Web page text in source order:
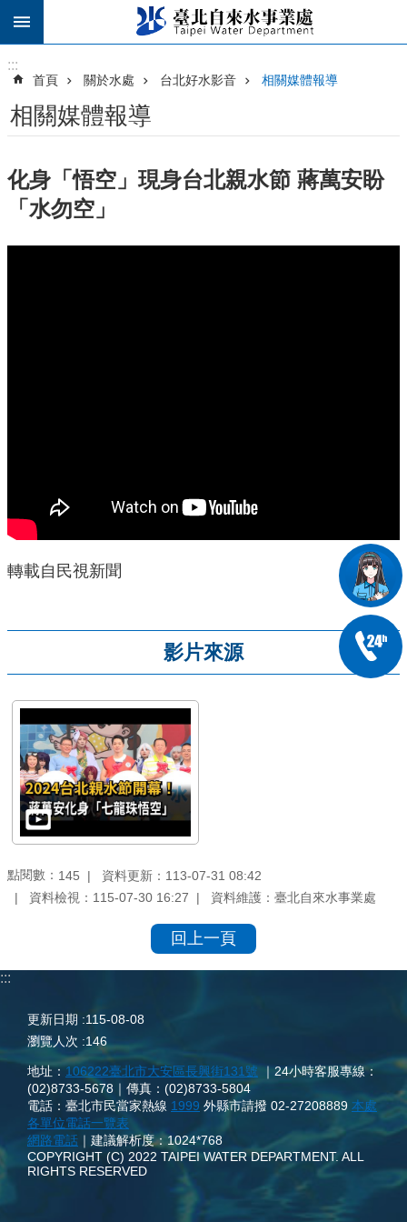
跳到主要內容區塊
:::
首頁 關於水處 台北好水影音 相關媒體報導
相關媒體報導
化身「悟空」現身台北親水節 蔣萬安盼
「水勿空」
轉載自民視新聞
影片來源
點閱數： 145
資料更新：113-07-31 08:42
資料檢視：115-07-30 16:27
資料維護：臺北自來水事業處
回上一頁
:::
更新日期
115-08-08
瀏覽人次
146
地址： 106222臺北市大安區長興街131號 ｜24小時客服專線：
(02)8733-5678｜傳真：(02)8733-5804
電話：臺北市民當家熱線 1999 外縣市請撥 02-27208889 本處
各單位電話一覽表
網路電話 ｜建議解析度：1024*768
COPYRIGHT (C) 2022 TAIPEI WATER DEPARTMENT. ALL
RIGHTS RESERVED